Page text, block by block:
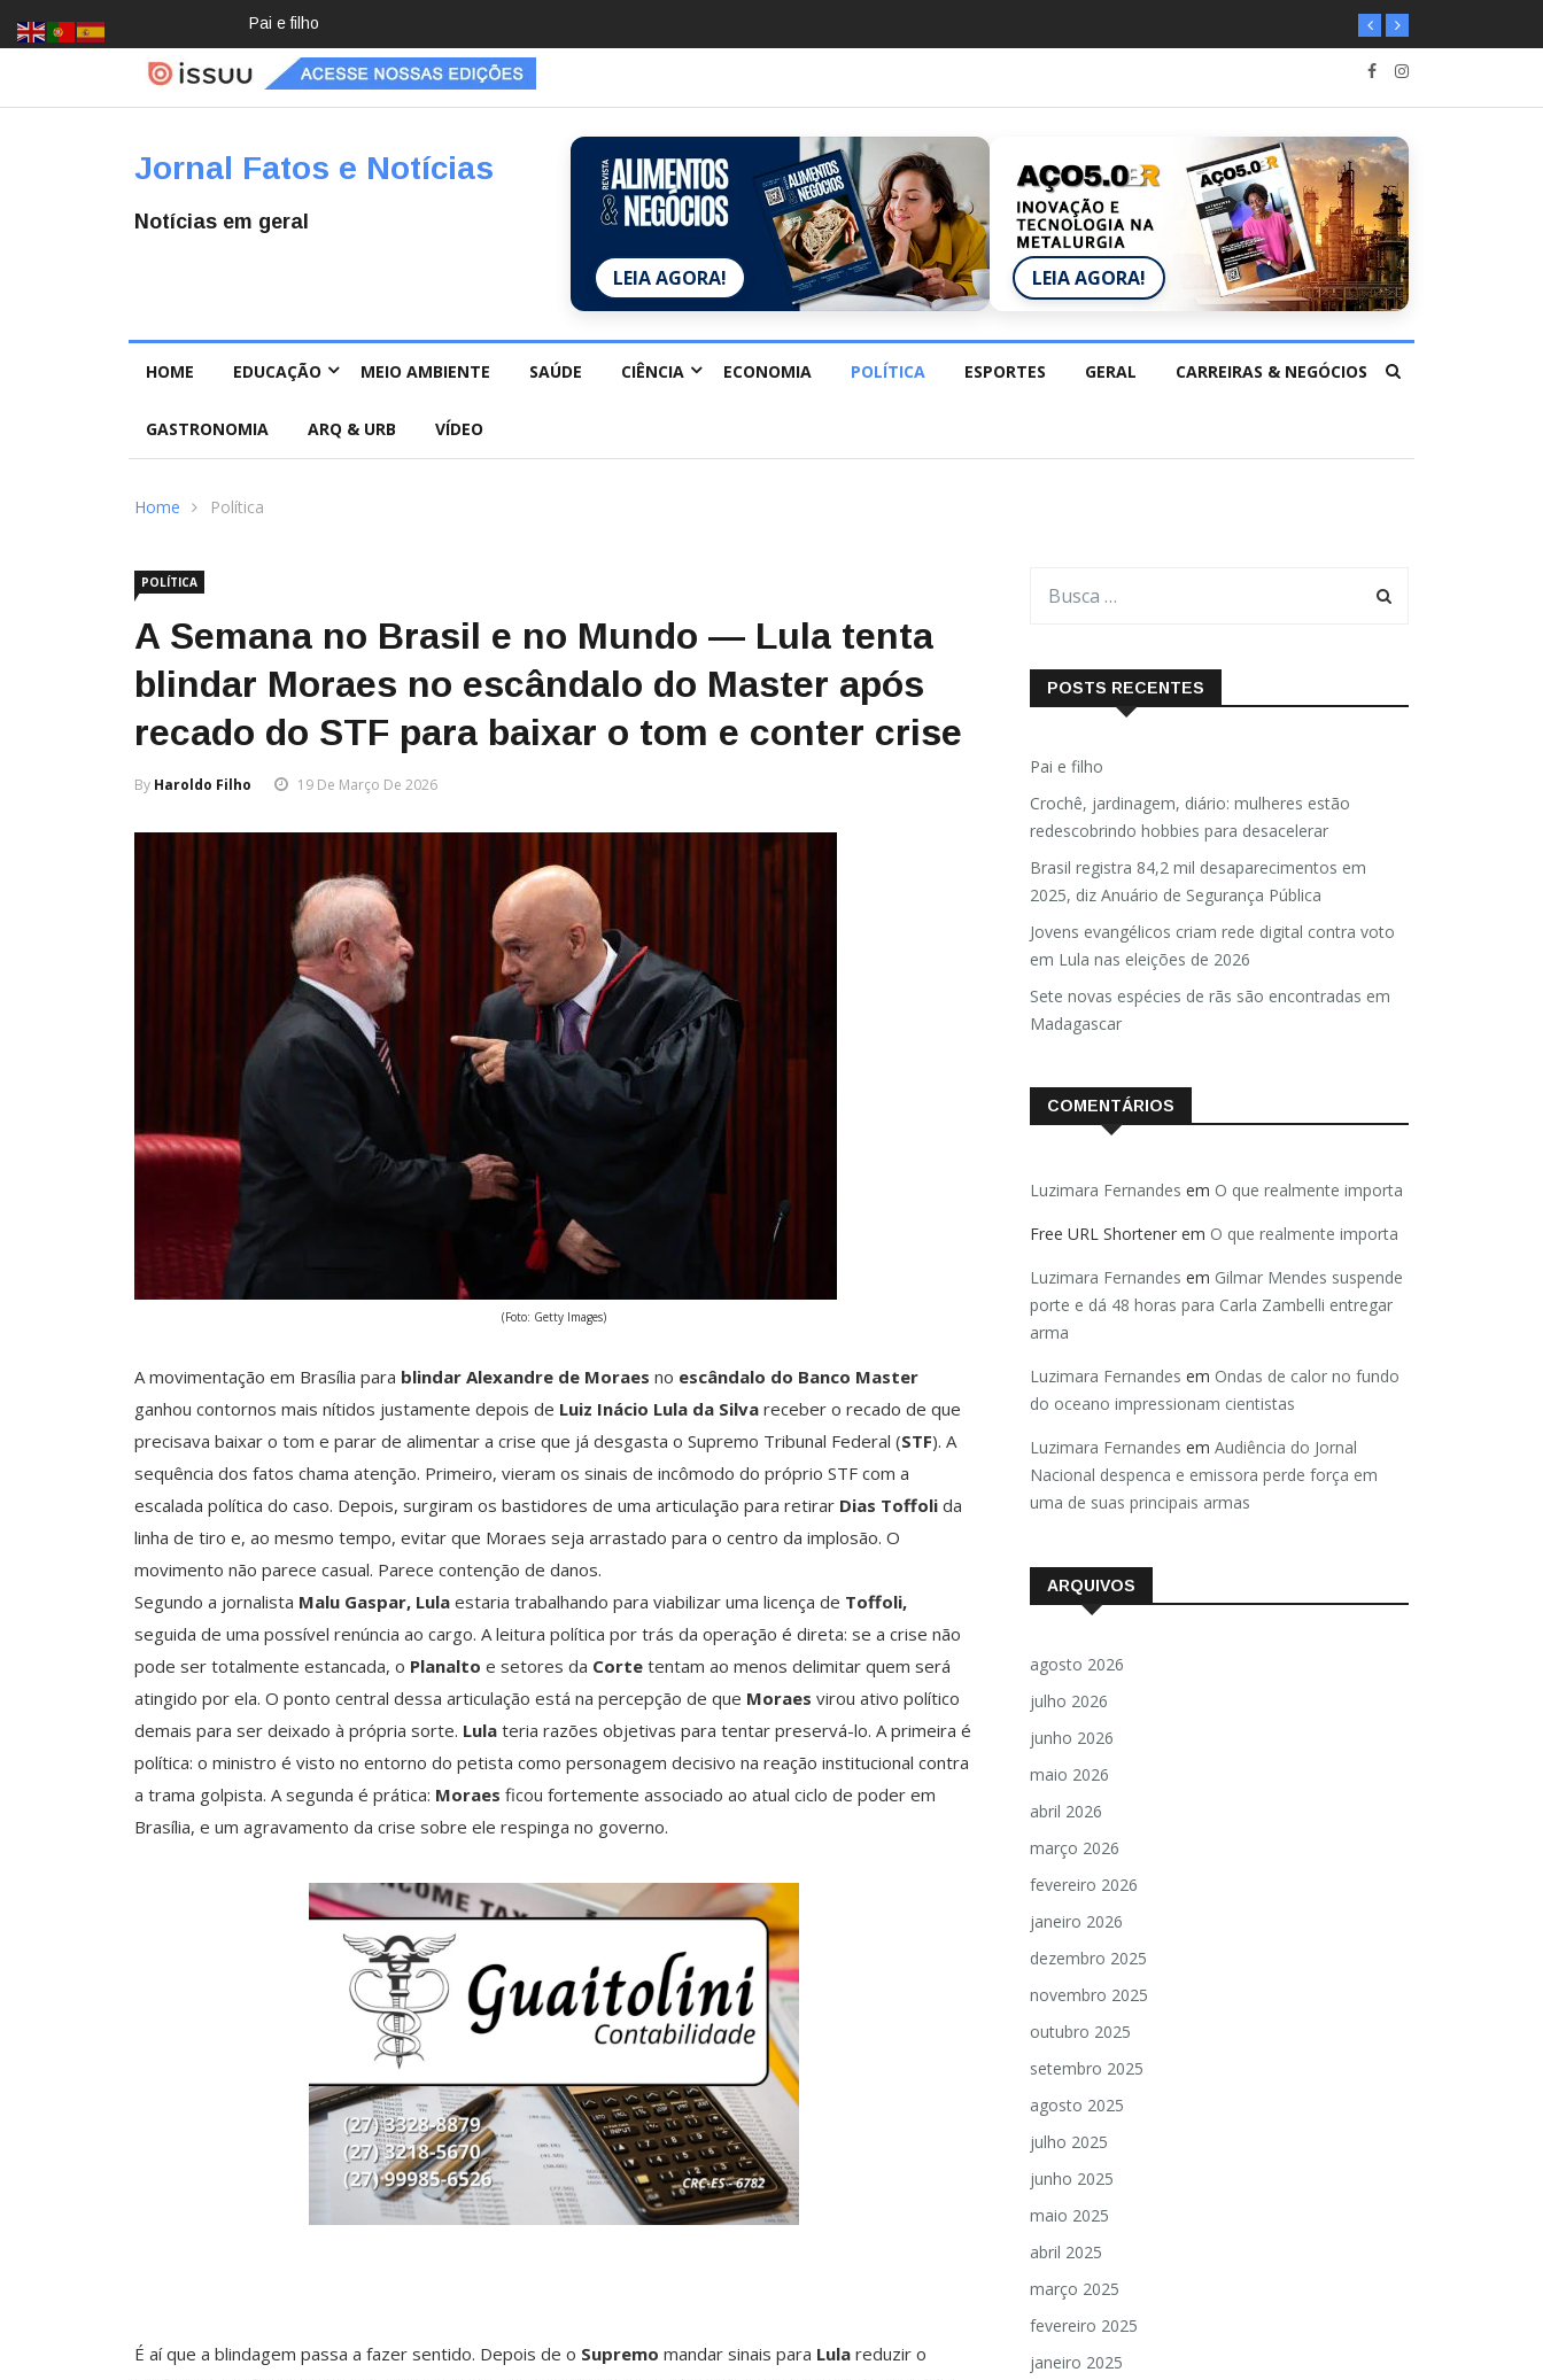
Crochê, jardinagem, diário: mulheres estão redescobrindo hobbies para desacelerar
Jornal Fatos e Notícias
Notícias em geral
LEIA AGORA! LEIA AGORA!
HOME EDUCAÇÃO MEIO AMBIENTE SAÚDE CIÊNCIA ECONOMIA POLÍTICA ESPORTES GERAL CARREIRAS & NEGÓCIOS
GASTRONOMIA ARQ & URB VÍDEO
Home Política
POLÍTICA
A Semana no Brasil e no Mundo — Lula tenta
blindar Moraes no escândalo do Master após
recado do STF para baixar o tom e conter crise
By Haroldo Filho 19 De Março De 2026
(Foto: Getty Images)
A movimentação em Brasília para blindar Alexandre de Moraes no escândalo do Banco Master
ganhou contornos mais nítidos justamente depois de Luiz Inácio Lula da Silva receber o recado de que
precisava baixar o tom e parar de alimentar a crise que já desgasta o Supremo Tribunal Federal (STF). A
sequência dos fatos chama atenção. Primeiro, vieram os sinais de incômodo do próprio STF com a
escalada política do caso. Depois, surgiram os bastidores de uma articulação para retirar Dias Toffoli da
linha de tiro e, ao mesmo tempo, evitar que Moraes seja arrastado para o centro da implosão. O
movimento não parece casual. Parece contenção de danos.
Segundo a jornalista Malu Gaspar, Lula estaria trabalhando para viabilizar uma licença de Toffoli,
seguida de uma possível renúncia ao cargo. A leitura política por trás da operação é direta: se a crise não
pode ser totalmente estancada, o Planalto e setores da Corte tentam ao menos delimitar quem será
atingido por ela. O ponto central dessa articulação está na percepção de que Moraes virou ativo político
demais para ser deixado à própria sorte. Lula teria razões objetivas para tentar preservá-lo. A primeira é
política: o ministro é visto no entorno do petista como personagem decisivo na reação institucional contra
a trama golpista. A segunda é prática: Moraes ficou fortemente associado ao atual ciclo de poder em
Brasília, e um agravamento da crise sobre ele respinga no governo.
É aí que a blindagem passa a fazer sentido. Depois de o Supremo mandar sinais para Lula reduzir o
POSTS RECENTES
Pai e filho
Crochê, jardinagem, diário: mulheres estão
redescobrindo hobbies para desacelerar
Brasil registra 84,2 mil desaparecimentos em
2025, diz Anuário de Segurança Pública
Jovens evangélicos criam rede digital contra voto
em Lula nas eleições de 2026
Sete novas espécies de rãs são encontradas em
Madagascar
COMENTÁRIOS
Luzimara Fernandes em O que realmente importa
Free URL Shortener em O que realmente importa
Luzimara Fernandes em Gilmar Mendes suspende
porte e dá 48 horas para Carla Zambelli entregar
arma
Luzimara Fernandes em Ondas de calor no fundo
do oceano impressionam cientistas
Luzimara Fernandes em Audiência do Jornal
Nacional despenca e emissora perde força em
uma de suas principais armas
ARQUIVOS
agosto 2026
julho 2026
junho 2026
maio 2026
abril 2026
março 2026
fevereiro 2026
janeiro 2026
dezembro 2025
novembro 2025
outubro 2025
setembro 2025
agosto 2025
julho 2025
junho 2025
maio 2025
abril 2025
março 2025
fevereiro 2025
janeiro 2025